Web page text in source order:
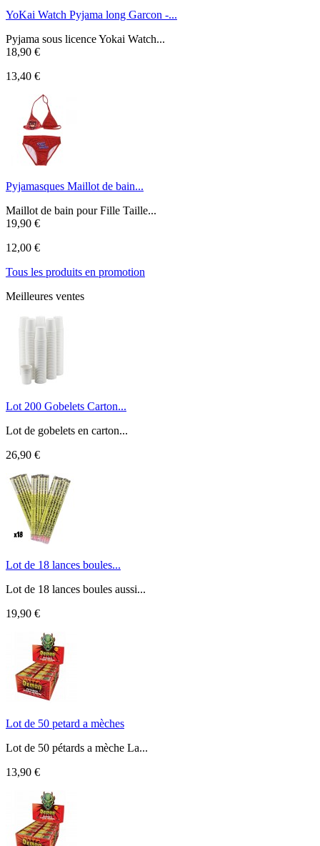
YoKai Watch Pyjama long Garcon -...
Pyjama sous licence Yokai Watch...
18,90 €
13,40 €
Pyjamasques Maillot de bain...
Maillot de bain pour Fille Taille...
19,90 €
12,00 €
Tous les produits en promotion
Meilleures ventes
Lot 200 Gobelets Carton...
Lot de gobelets en carton...
26,90 €
Lot de 18 lances boules...
Lot de 18 lances boules aussi...
19,90 €
Lot de 50 petard a mèches
Lot de 50 pétards a mèche La...
13,90 €